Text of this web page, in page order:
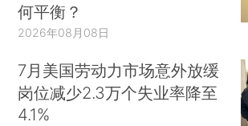
何平衡？
2026年08月08日
7月美国劳动力市场意外放缓
岗位减少2.3万个失业率降至
4.1%